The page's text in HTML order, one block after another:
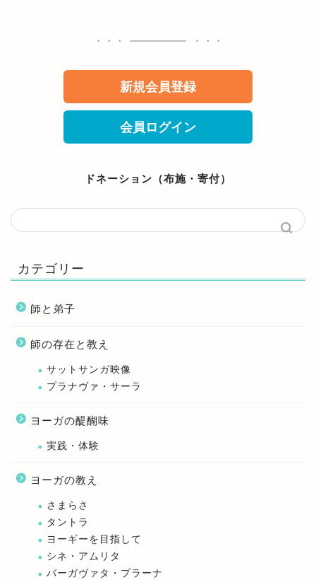
新規会員登録
会員ログイン
ドネーション（布施・寄付）
カテゴリー
師と弟子
師の存在と教え
サットサンガ映像
プラナヴァ・サーラ
ヨーガの醍醐味
実践・体験
ヨーガの教え
さまらさ
タントラ
ヨーギーを目指して
シネ・アムリタ
バーガヴァタ・プラーナ